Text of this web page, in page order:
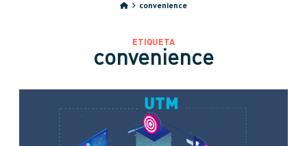
convenience
ETIQUETA
convenience